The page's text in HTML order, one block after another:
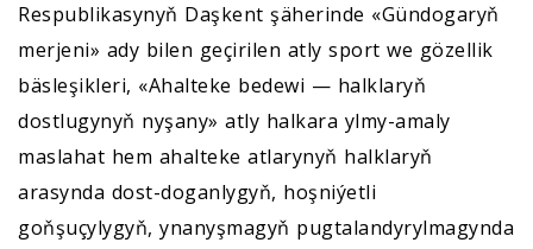
Respublikasynyň Daşkent şäherinde «Gündogaryň
merjeni» ady bilen geçirilen atly sport we gözellik
bäsleşikleri, «Ahalteke bedewi — halklaryň
dostlugynyň nyşany» atly halkara ylmy-amaly
maslahat hem ahalteke atlarynyň halklaryň
arasynda dost-doganlygyň, hoşniýetli
goňşuçylygyň, ynanyşmagyň pugtalandyrylmagynda